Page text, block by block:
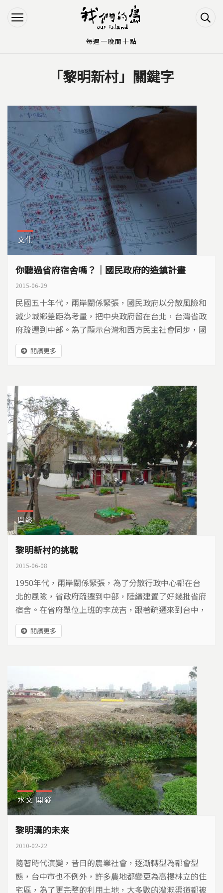
Jump to Navigation
Jump to Main content
「黎明新村」關鍵字
文化
你聽過省府宿舍嗎？｜國民政府的造鎮計畫
2015-06-29
民國五十年代，兩岸關係緊張，國民政府以分散風險和
減少城鄉差距為考量，把中央政府留在台北，台灣省政
府疏遷到中部。為了顯示台灣和西方民主社會同步，國
民政府派人到歐美國家考察新市鎮，回國後，規劃團隊
在台中霧峰一處名叫坑口的地方，試作小面積造鎮計
而省府宿舍的故事，也從這裡開始…
閱讀更多
開發
黎明新村的挑戰
2015-06-08
1950年代，兩岸關係緊張，為了分散行政中心都在台
北的風險，省政府疏遷到中部，陸續建置了好幾批省府
宿舍。在省府單位上班的李茂吉，跟著疏遷來到台中，
住進了1975年完工的黎明新村，這是最後一批公家宿
舍，共有一千多戶。
閱讀更多
水文 開發
黎明溝的未來
2010-02-22
隨著時代演變，昔日的農業社會，逐漸轉型為都會型
態，台中市也不例外，許多農地都變更為高樓林立的住
宅區，為了更完整的利用土地，大多數的灌溉渠道都被
每週一晚間十點